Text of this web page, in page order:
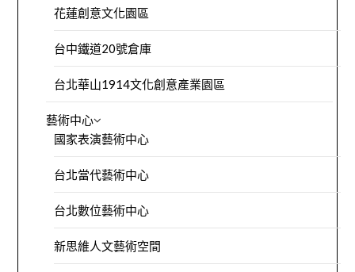
花蓮創意文化園區
台中鐵道20號倉庫
台北華山1914文化創意產業園區
藝術中心
國家表演藝術中心
台北當代藝術中心
台北數位藝術中心
新思維人文藝術空間